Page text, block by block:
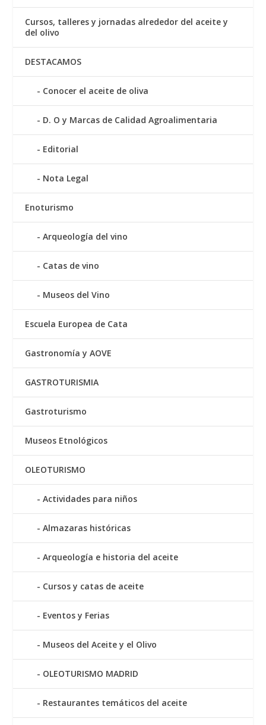
Cursos, talleres y jornadas alrededor del aceite y
del olivo
DESTACAMOS
Conocer el aceite de oliva
D. O y Marcas de Calidad Agroalimentaria
Editorial
Nota Legal
Enoturismo
Arqueología del vino
Catas de vino
Museos del Vino
Escuela Europea de Cata
Gastronomía y AOVE
GASTROTURISMIA
Gastroturismo
Museos Etnológicos
OLEOTURISMO
Actividades para niños
Almazaras históricas
Arqueología e historia del aceite
Cursos y catas de aceite
Eventos y Ferias
Museos del Aceite y el Olivo
OLEOTURISMO MADRID
Restaurantes temáticos del aceite